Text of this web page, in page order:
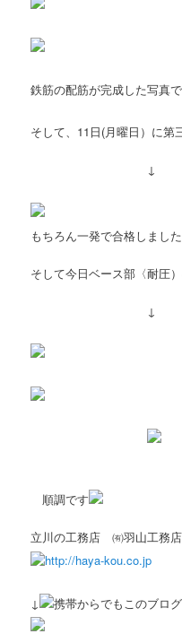
鉄筋の配筋が完成した写真
そして、11日(月曜日）に第
↓
もちろん一発で合格しまし
そして今日ベース部〈耐圧
↓
順調です
立川の工務店 ㈲羽山工務
http://haya-kou.co.jp
↓ 携帯からでもこのブロ